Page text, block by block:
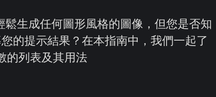
生成任何圖形風格的圖像，但您是否知
的提示結果？在本指南中，我們一起了
的列表及其用法